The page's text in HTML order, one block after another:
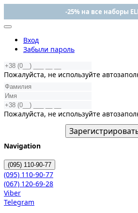
-25% на все наборы
Вход
Забыли пароль
Пожалуйста, не используйте
Пожалуйста, не используйте
Navigation
(095) 110-90-77
(095) 110-90-77
(067) 120-69-28
Viber
Telegram